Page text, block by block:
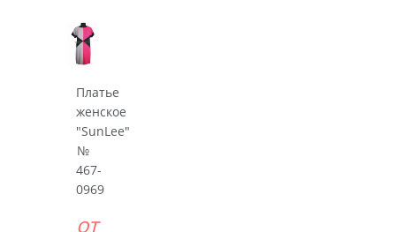
Платье
женское
"SunLee"
№
467-
0969
от